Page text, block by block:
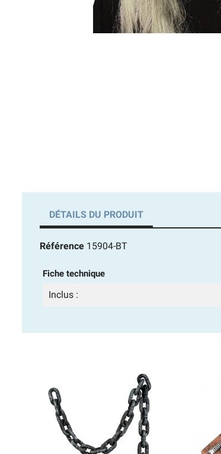
DÉTAILS DU PRODUIT
Référence 15904-BT
Fiche technique
Inclus :